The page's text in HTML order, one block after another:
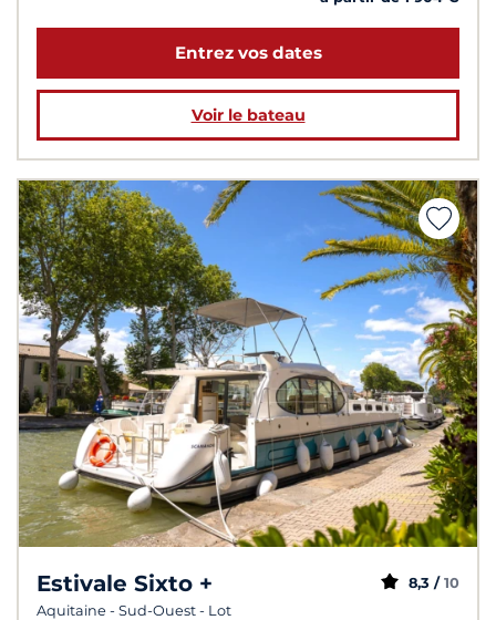
Entrez vos dates
Voir le bateau
Estivale Sixto +
Aquitaine - Sud-Ouest - Lot
8,3 / 10